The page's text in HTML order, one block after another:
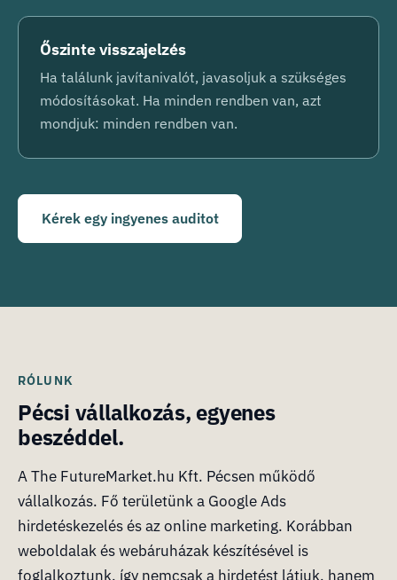
Őszinte visszajelzés
Ha találunk javítanivalót, javasoljuk a szükséges
módosításokat. Ha minden rendben van, azt
mondjuk: minden rendben van.
Kérek egy ingyenes auditot
RÓLUNK
Pécsi vállalkozás, egyenes
beszéddel.
A The FutureMarket.hu Kft. Pécsen működő
vállalkozás. Fő területünk a Google Ads
hirdetéskezelés és az online marketing. Korábban
weboldalak és webáruházak készítésével is
foglalkoztunk, így nemcsak a hirdetést látjuk, hanem